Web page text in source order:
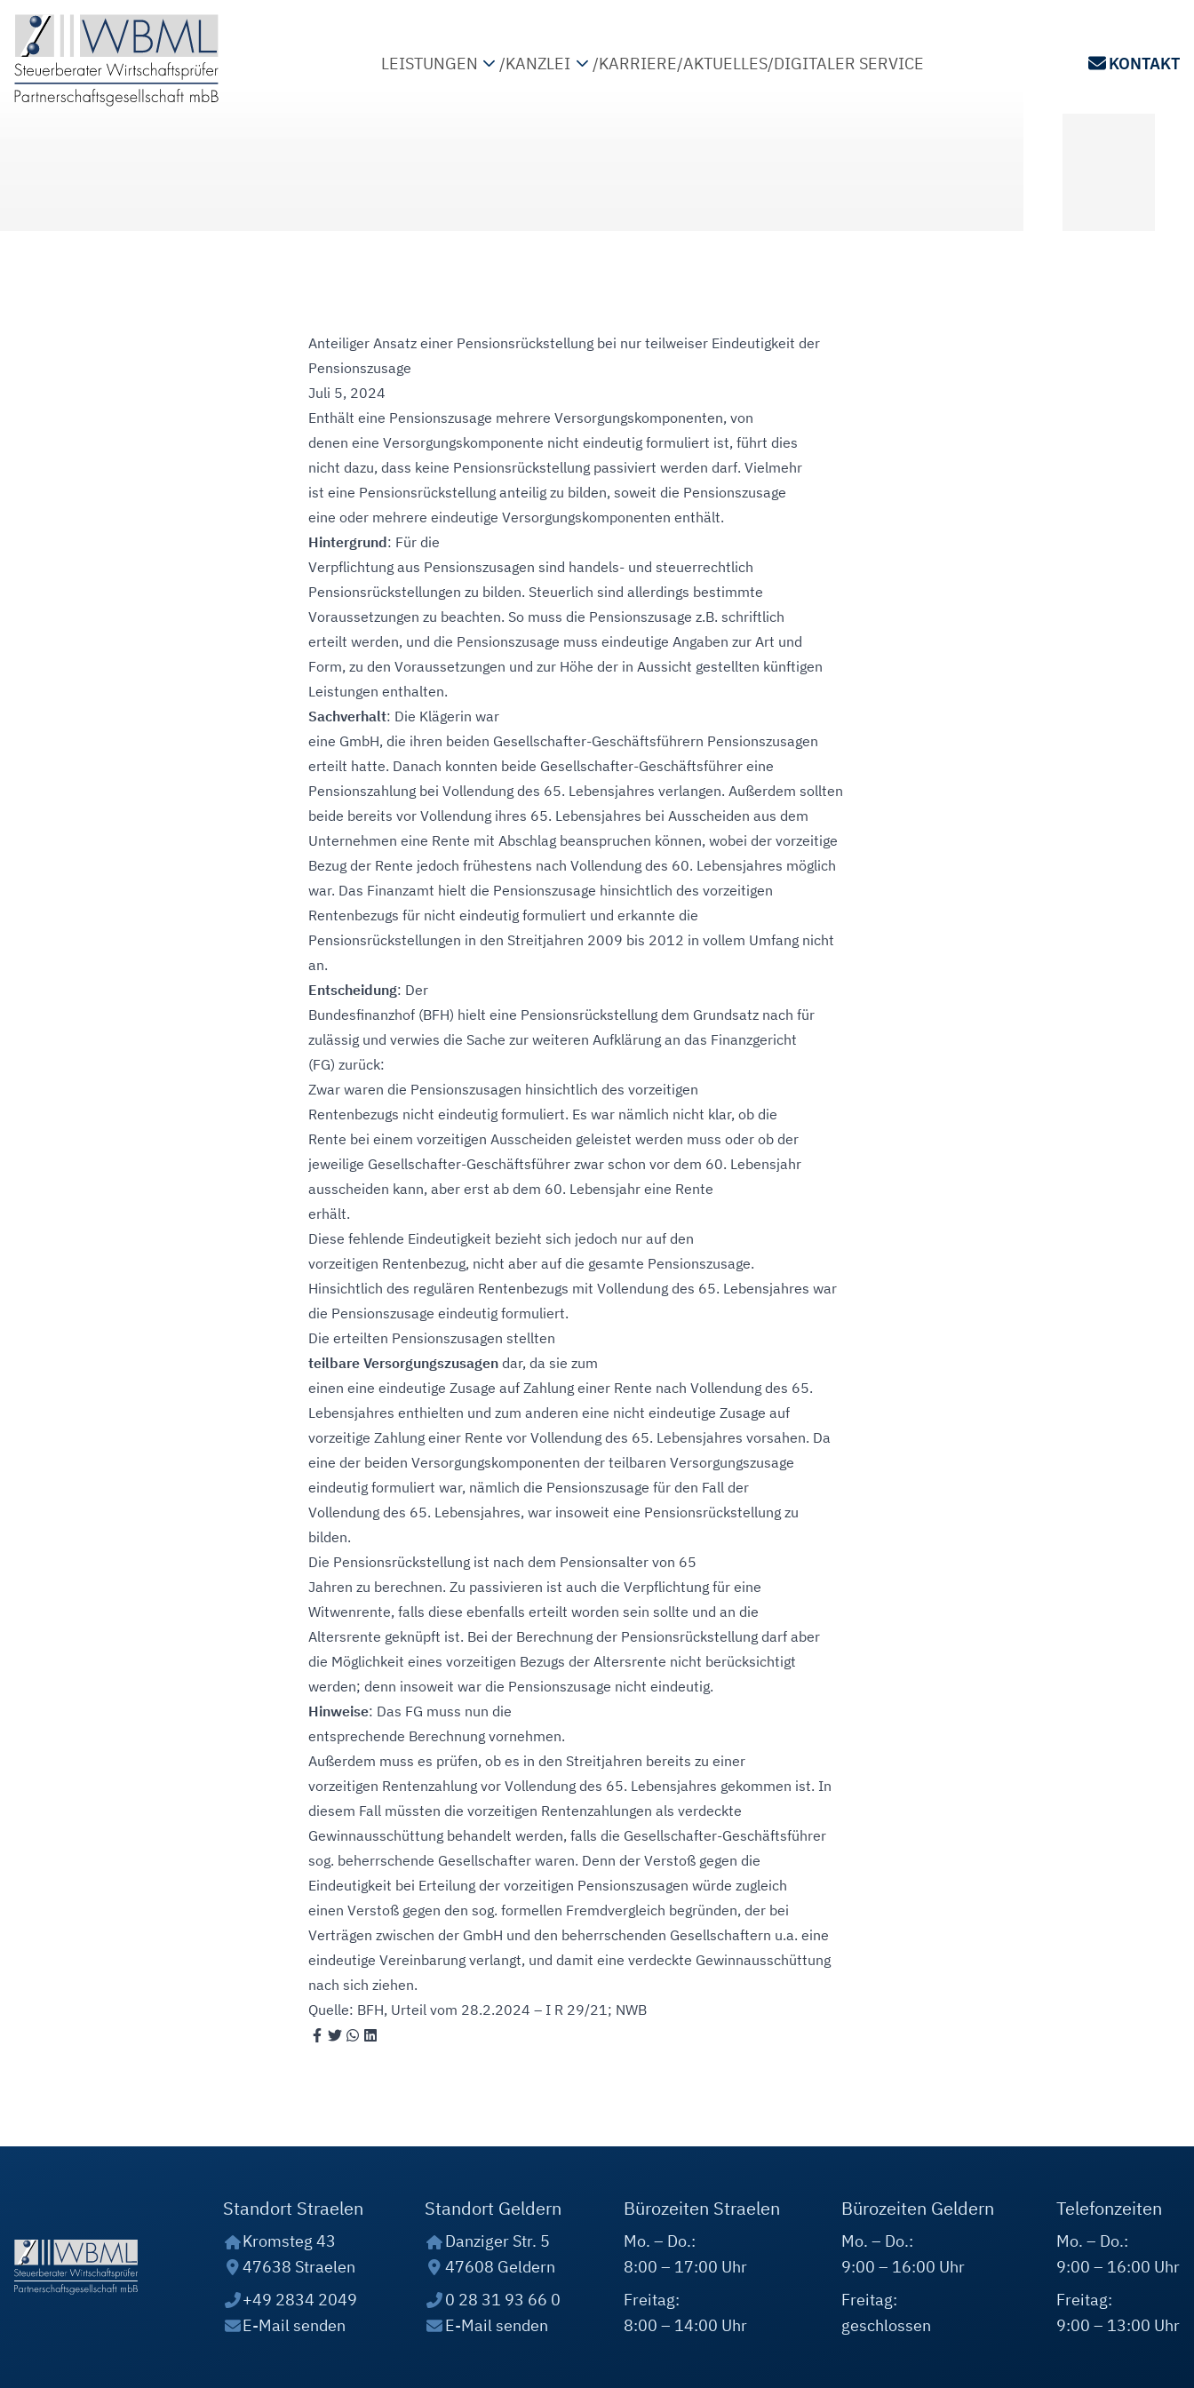
LEISTUNGEN
/KANZLEI
/KARRIERE/AKTUELLES/DIGITALER SERVICE KONTAKT
Anteiliger Ansatz einer Pensionsrückstellung bei nur teilweiser Eindeutigkeit der
Pensionszusage
Juli 5, 2024
Enthält eine Pensionszusage mehrere Versorgungskomponenten, von
denen eine Versorgungskomponente nicht eindeutig formuliert ist, führt dies
nicht dazu, dass keine Pensionsrückstellung passiviert werden darf. Vielmehr
ist eine Pensionsrückstellung anteilig zu bilden, soweit die Pensionszusage
eine oder mehrere eindeutige Versorgungskomponenten enthält.
Hintergrund: Für die
Verpflichtung aus Pensionszusagen sind handels- und steuerrechtlich
Pensionsrückstellungen zu bilden. Steuerlich sind allerdings bestimmte
Voraussetzungen zu beachten. So muss die Pensionszusage z.B. schriftlich
erteilt werden, und die Pensionszusage muss eindeutige Angaben zur Art und
Form, zu den Voraussetzungen und zur Höhe der in Aussicht gestellten künftigen
Leistungen enthalten.
Sachverhalt: Die Klägerin war
eine GmbH, die ihren beiden Gesellschafter-Geschäftsführern Pensionszusagen
erteilt hatte. Danach konnten beide Gesellschafter-Geschäftsführer eine
Pensionszahlung bei Vollendung des 65. Lebensjahres verlangen. Außerdem sollten
beide bereits vor Vollendung ihres 65. Lebensjahres bei Ausscheiden aus dem
Unternehmen eine Rente mit Abschlag beanspruchen können, wobei der vorzeitige
Bezug der Rente jedoch frühestens nach Vollendung des 60. Lebensjahres möglich
war. Das Finanzamt hielt die Pensionszusage hinsichtlich des vorzeitigen
Rentenbezugs für nicht eindeutig formuliert und erkannte die
Pensionsrückstellungen in den Streitjahren 2009 bis 2012 in vollem Umfang nicht
an.
Entscheidung: Der
Bundesfinanzhof (BFH) hielt eine Pensionsrückstellung dem Grundsatz nach für
zulässig und verwies die Sache zur weiteren Aufklärung an das Finanzgericht
(FG) zurück:
Zwar waren die Pensionszusagen hinsichtlich des vorzeitigen
Rentenbezugs nicht eindeutig formuliert. Es war nämlich nicht klar, ob die
Rente bei einem vorzeitigen Ausscheiden geleistet werden muss oder ob der
jeweilige Gesellschafter-Geschäftsführer zwar schon vor dem 60. Lebensjahr
ausscheiden kann, aber erst ab dem 60. Lebensjahr eine Rente
erhält.
Diese fehlende Eindeutigkeit bezieht sich jedoch nur auf den
vorzeitigen Rentenbezug, nicht aber auf die gesamte Pensionszusage.
Hinsichtlich des regulären Rentenbezugs mit Vollendung des 65. Lebensjahres war
die Pensionszusage eindeutig formuliert.
Die erteilten Pensionszusagen stellten
teilbare Versorgungszusagen dar, da sie zum
einen eine eindeutige Zusage auf Zahlung einer Rente nach Vollendung des 65.
Lebensjahres enthielten und zum anderen eine nicht eindeutige Zusage auf
vorzeitige Zahlung einer Rente vor Vollendung des 65. Lebensjahres vorsahen. Da
eine der beiden Versorgungskomponenten der teilbaren Versorgungszusage
eindeutig formuliert war, nämlich die Pensionszusage für den Fall der
Vollendung des 65. Lebensjahres, war insoweit eine Pensionsrückstellung zu
bilden.
Die Pensionsrückstellung ist nach dem Pensionsalter von 65
Jahren zu berechnen. Zu passivieren ist auch die Verpflichtung für eine
Witwenrente, falls diese ebenfalls erteilt worden sein sollte und an die
Altersrente geknüpft ist. Bei der Berechnung der Pensionsrückstellung darf aber
die Möglichkeit eines vorzeitigen Bezugs der Altersrente nicht berücksichtigt
werden; denn insoweit war die Pensionszusage nicht eindeutig.
Hinweise: Das FG muss nun die
entsprechende Berechnung vornehmen.
Außerdem muss es prüfen, ob es in den Streitjahren bereits zu einer
vorzeitigen Rentenzahlung vor Vollendung des 65. Lebensjahres gekommen ist. In
diesem Fall müssten die vorzeitigen Rentenzahlungen als verdeckte
Gewinnausschüttung behandelt werden, falls die Gesellschafter-Geschäftsführer
sog. beherrschende Gesellschafter waren. Denn der Verstoß gegen die
Eindeutigkeit bei Erteilung der vorzeitigen Pensionszusagen würde zugleich
einen Verstoß gegen den sog. formellen Fremdvergleich begründen, der bei
Verträgen zwischen der GmbH und den beherrschenden Gesellschaftern u.a. eine
eindeutige Vereinbarung verlangt, und damit eine verdeckte Gewinnausschüttung
nach sich ziehen.
Quelle: BFH, Urteil vom 28.2.2024 – I R 29/21; NWB
Standort Straelen
Kromsteg 43
47638 Straelen
+49 2834 2049
E-Mail senden
Standort Geldern
Danziger Str. 5
47608 Geldern
0 28 31 93 66 0
E-Mail senden
Bürozeiten Straelen
Mo. – Do.:
8:00 – 17:00 Uhr
Freitag:
8:00 – 14:00 Uhr
Bürozeiten Geldern
Mo. – Do.:
9:00 – 16:00 Uhr
Freitag:
geschlossen
Telefonzeiten
Mo. – Do.:
9:00 – 16:00 Uhr
Freitag:
9:00 – 13:00 Uhr